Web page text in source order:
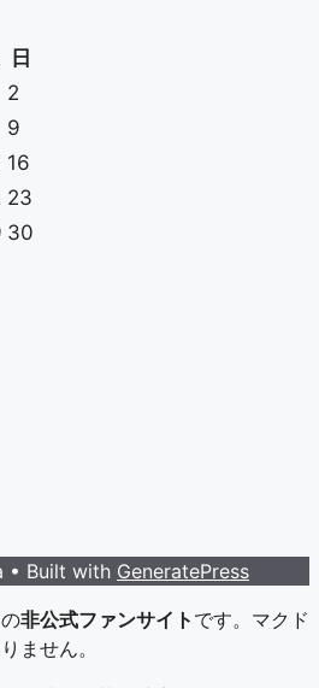
日
2
9
16
23
30
• Built with GeneratePress
非公式ファンサイト です。マクド
ません。